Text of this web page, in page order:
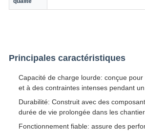
Principales caractéristiques
Capacité de charge lourde: conçue
et à des contraintes intenses pendant
Durabilité: Construit avec des
durée de vie prolongée dans les
Fonctionnement fiable: assure des